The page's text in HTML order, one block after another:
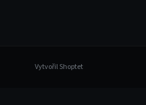
Vytvořil Shoptet